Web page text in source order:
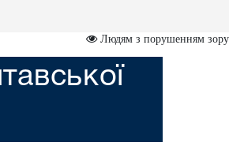
Людям з порушенням зору